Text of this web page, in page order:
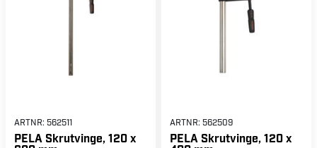
ARTNR: 562511
PELA Skrutvinge, 120 x
ARTNR: 562509
PELA Skrutvinge, 120 x